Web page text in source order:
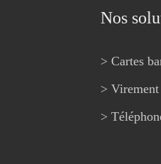
Nos
> Cartes
>
>